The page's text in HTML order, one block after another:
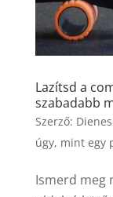
Lazítsd a
szabadabb
Szerző:
úgy, mint egy
Ismerd meg